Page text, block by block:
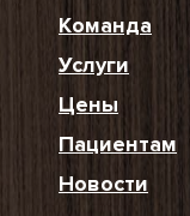
Команда
Услуги
Цены
Пациентам
Новости